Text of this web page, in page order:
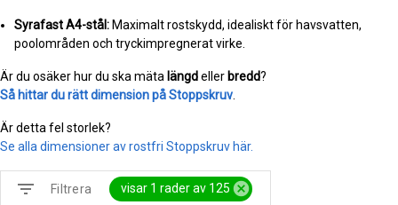
Syrafast A4-stål: Maximalt rostskydd, idealiskt för havsvatten,
poolområden och tryckimpregnerat virke.
Är du osäker hur du ska mäta längdeller bredd?
Så hittar du rätt dimension på Stoppskruv
Är detta fel storlek?
Se alla dimensioner av rostfri Stoppskruv här.
filter_list Filtrera visar 1 rader av 125 cancel